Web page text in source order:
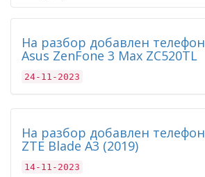
На разбор добавлен телефон
Asus ZenFone 3 Max ZC520TL
24-11-2023
На разбор добавлен телефон
ZTE Blade A3 (2019)
14-11-2023